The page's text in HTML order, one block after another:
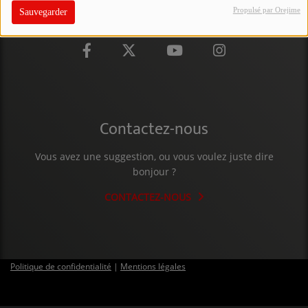
Sauvegarder Propulsé par Orejime
PARTICIPEZ
JEUX CONCOURS
L'ŒIL DE L'OIE | PRÉSENTATION
VIDÉOS | L’ŒIL DE L'OIE
PARTENAIRES
Contactez-nous
Vous avez une suggestion, ou vous voulez juste dire
bonjour ?
CONTACTEZ-NOUS
Politique de confidentialité | Mentions légales